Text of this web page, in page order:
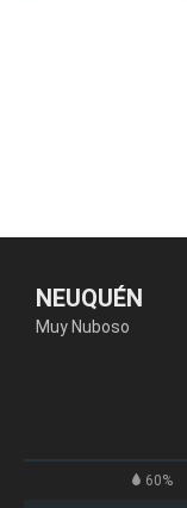
NEUQUÉN
Muy Nuboso
60%